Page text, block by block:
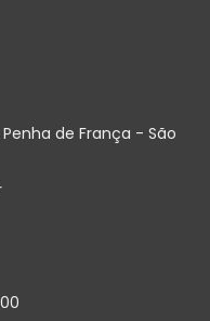
Penha de França - São